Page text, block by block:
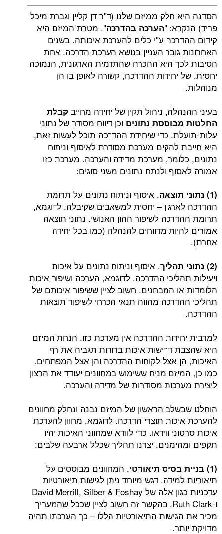
הסדנה היא חלק ממיזם שלנו (ד"ר דן קליין וגברת מיכל
פריד) הנקרא: "הערכה בהדרכה". מטרת המיזם היא
קידום ההדרכה ע"י כלים להערכת איכותה. בשנים
האחרונות גובר העניין בנושא הערכת הדרכה. אחת
הסיבות לכך היא ההכרה שהתדמית הארגונית, הנמוכה
יחסית, של יחידות ההדרכה, קשורה לאופן בו הן
מנוהלות.
בעיני ההנהלה, ניהול תקין של יחידה מחייב קבלת
החלטות מבוססת נתונים וכן דיווח מסודר של נתוני
עלות-תועלת. כדי שיחידת ההדרכה תוכל לעשות זאת,
היא חייבת להקים מערכת מסודרת לאיסוף וניתוח
נתונים, כלומר, מערכת מדידה והערכה. מערכת כזו
אמורה לאסוף ולנתח נתונים משני סוגים:
(1) נתוני תוצאה
. איסוף וניתוח נתונים על תרומת
ההדרכה לארגון – יחסית למשאבים שקיבלה. לדוגמא,
תרומת ההדרכה לשיפור ההון האנושי. נתוני תוצאה
אמורים להיות מדווחים להנהלה (כמו בכל יחידה
אחרת).
(2) נתוני תהליך
. איסוף וניתוח נתונים על איכות
ויעילות תהליכי ההדרכה. לדוגמא, הערכה ושיפור איכות
הלומדות או המבחנים. חשוב לציין ששיפור איכותם של
תהליכי ההדרכה מהווה תנאי הכרחי לשיפור תוצאות
ההדרכה.
למרבית יחידות ההדרכה אין מערכת כזו. הנחת המיזם
היא שהצבת דרישות איכות ברורות תגביה את רף
האיכות, הן אצל לקוחות ההדרכה והן אצל המפתחים.
כמו כן, המיזם מניח ששימוש במחוונים יעודד את הרצון
ליצירת מערכות מסודרות של מדידה והערכה.
הוחלט שבשלב הראשון של המיזם נבנה ונחלק מחוונים
להערכת איכות תוצרי הדרכה. לדוגמא, מחוון להערכת
איכות סרטוני ווידאו. כדי לוודא שמחווני האיכות יהיו
תקפים ומהימנים, יצרנו תהליך שכלל ארבעה שלבים:
(1) בניית בסיס תיאורטי
. המחוונים מבוססים על
תיאוריות למידה. דגש מיוחד ניתן לגישות תיאורטיות
עדכניות כגון אלה של David Merrill, Silber & Foshay
ו-Ruth Clark. בהקשר זה חשוב לציין שככל שהמעריך
מכיר את הגישות התיאורטיות הללו – כך הערכתו תהיה
מדויקת יותר.